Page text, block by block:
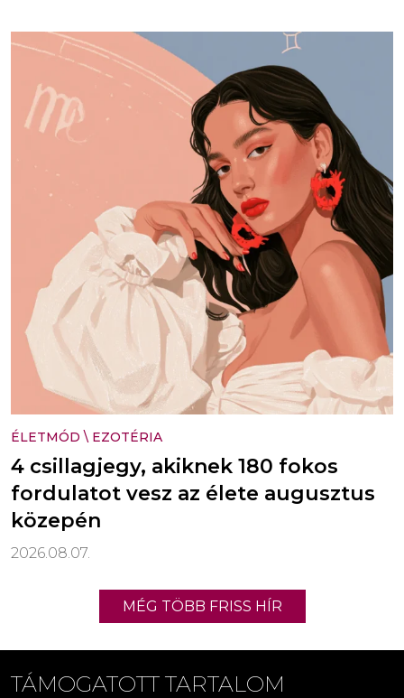
ÉLETMÓD \ EZOTÉRIA
4 csillagjegy, akiknek 180 fokos
fordulatot vesz az élete augusztus
közepén
2026.08.07.
MÉG TÖBB FRISS HÍR
TÁMOGATOTT TARTALOM